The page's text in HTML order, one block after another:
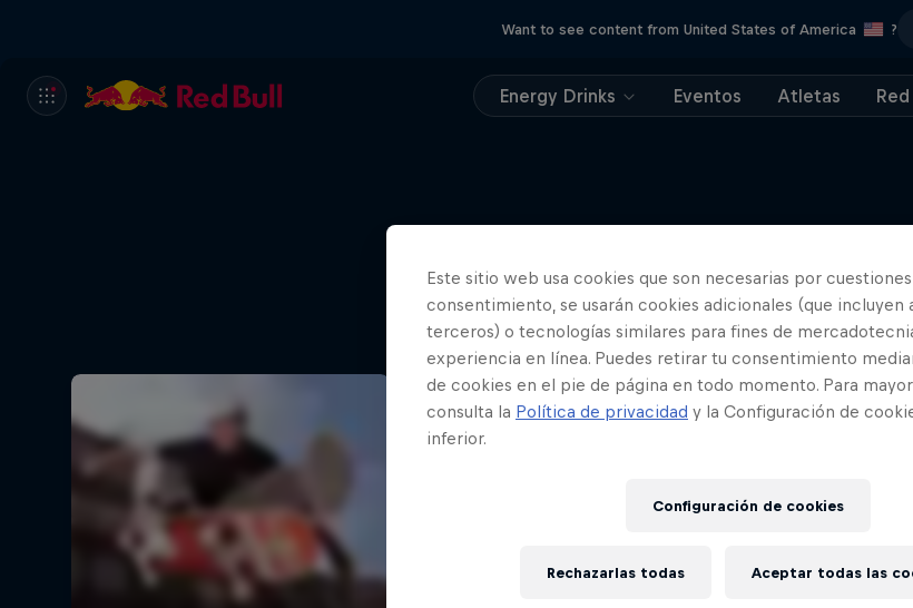
Want to see content from United States of America ?
Energy Drinks Eventos Atletas
Más contenidos Skate
Así se
Este sitio web usa cookies que son necesarias por
consentimiento, se usarán cookies adicionales (que incluyen
terceros) o tecnologías similares para fines de
experiencia en línea. Puedes retirar tu consentimiento
de cookies en el pie de página en todo momento. Para
consulta la Política de privacidad y la Configuración de
inferior.
Configuración de cookies
Rechazarlas todas Aceptar todas las